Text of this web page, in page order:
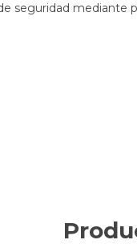
seguridad mediante